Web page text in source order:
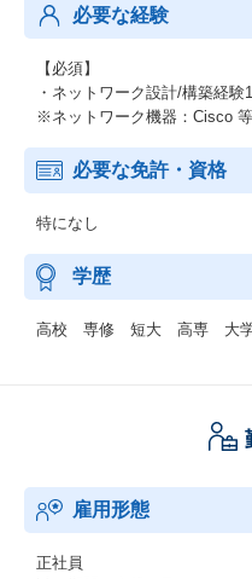
必要な経験
【必須】
・ネットワーク設計/構築経
※ネットワーク機器：Cisco 等
必要な免許・資格
特になし
学歴
高校 専修 短大 高専 大
雇用形態
正社員